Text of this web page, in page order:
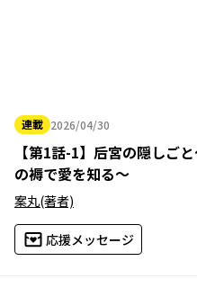
連載 2026/04/30
2026年04月30日
【第1話-1】 后宮の隠しご
の褥で愛を知る～
案丸(著者)
応援メッセージ